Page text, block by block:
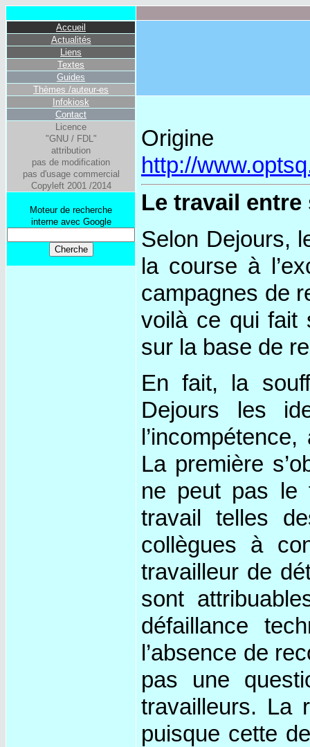
Accueil
Actualités
Liens
Textes
Guides
Thèmes /auteur-es
Infokiosk
Contact
Licence
"GNU / FDL"
attribution
pas de modification
pas d'usage commercial
Copyleft 2001 /2014
Moteur de recherche
interne avec Google
http://
Le travail
Selon Dejours,
la course à
campagnes de
voilà ce qui fait
sur la base de
En fait, la
Dejours les
La première
ne peut pas le
travail telles
collègues à
travailleur de
sont
défaillance
l’absence de
pas une
travailleurs. La
puisque cette